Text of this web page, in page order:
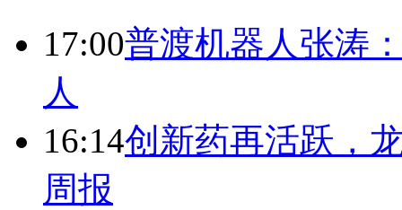
17:00普渡机器人张涛
人
16:14创新药再活跃，
周报